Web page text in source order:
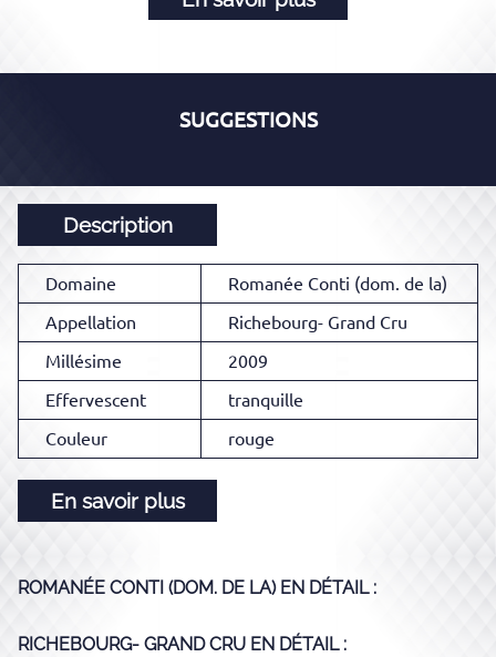
SUGGESTIONS
Description
Domaine
Romanée Conti (dom. de la)
Appellation
Richebourg- Grand Cru
Millésime
2009
Effervescent
tranquille
Couleur
rouge
En savoir plus
ROMANÉE CONTI (DOM. DE LA)EN DÉTAIL :
RICHEBOURG- GRAND CRU EN DÉTAIL :